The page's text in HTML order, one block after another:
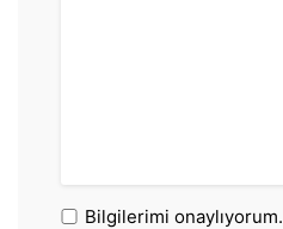
Bilgilerimi onaylıyorum.